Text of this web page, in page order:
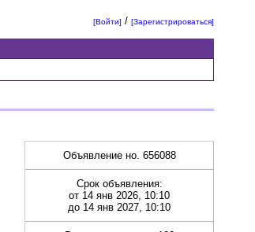
[Войти] /[Зарегистрироваться]
Объявление но. 656088
Срок объявления:
от 14 янв 2026, 10:10
до 14 янв 2027, 10:10